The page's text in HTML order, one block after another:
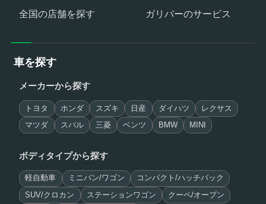
全国の店舗を探す
ガリバーのサービス
車を探す
メーカーから探す
トヨタ ホンダ スズキ 日産 ダイハツ レクサス
マツダ スバル 三菱 ベンツ BMW MINI
ボディタイプから探す
軽自動車 ミニバン/ワゴン コンパクト/ハッチバック
SUV/クロカン ステーションワゴン クーペ/オープン